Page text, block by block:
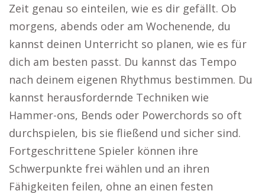
Zeit genau so einteilen, wie es dir gefällt. Ob
morgens, abends oder am Wochenende, du
kannst deinen Unterricht so planen, wie es für
dich am besten passt. Du kannst das Tempo
nach deinem eigenen Rhythmus bestimmen. Du
kannst herausfordernde Techniken wie
Hammer-ons, Bends oder Powerchords so oft
durchspielen, bis sie fließend und sicher sind.
Fortgeschrittene Spieler können ihre
Schwerpunkte frei wählen und an ihren
Fähigkeiten feilen, ohne an einen festen